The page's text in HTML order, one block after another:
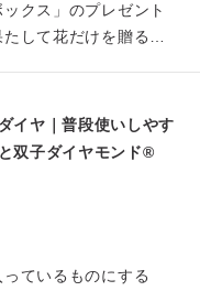
クス」のプレゼント
して花だけを贈るの
イヤ｜普段使いしやす
双子ダイヤモンド®
ているものにする